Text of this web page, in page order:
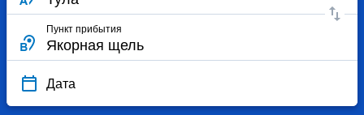
Пункт прибытия
Дата